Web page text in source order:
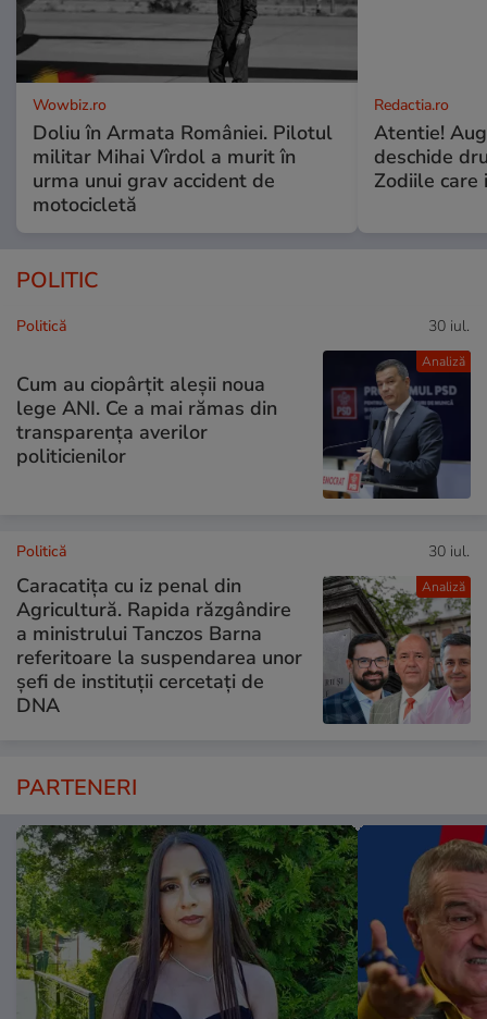
Wowbiz.ro
Doliu în Armata României. Pilotul
militar Mihai Vîrdol a murit în
urma unui grav accident de
motocicletă
Redactia.ro
Atentie!
deschide
Zodiile care
POLITIC
Analiză
Politică 30 iul.
Cum au ciopârțit aleșii noua
lege ANI. Ce a mai rămas din
transparența averilor
politicienilor
Analiză
Politică 30 iul.
Caracatița cu iz penal din
Agricultură. Rapida răzgândire
a ministrului Tanczos Barna
referitoare la suspendarea unor
șefi de instituții cercetați de
DNA
PARTENERI